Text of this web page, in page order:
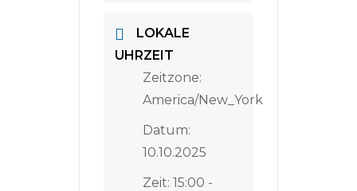
LOKALE
UHRZEIT
Zeitzone:
America/New_York
Datum:
10.10.2025
Zeit: 15:00 -